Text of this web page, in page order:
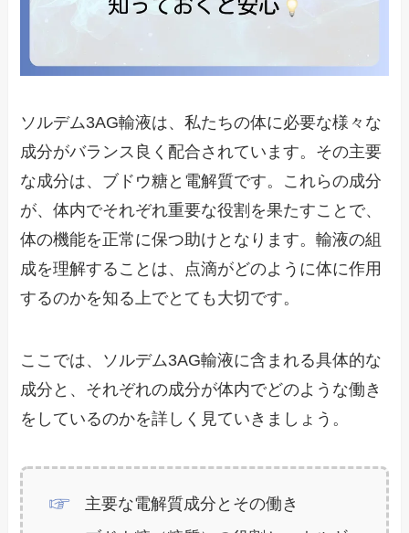
ソルデム3AG輸液は、私たちの体に必要な様々な
成分がバランス良く配合されています。その主要
な成分は、ブドウ糖と電解質です。これらの成分
が、体内でそれぞれ重要な役割を果たすことで、
体の機能を正常に保つ助けとなります。輸液の組
成を理解することは、点滴がどのように体に作用
するのかを知る上でとても大切です。
ここでは、ソルデム3AG輸液に含まれる具体的な
成分と、それぞれの成分が体内でどのような働き
をしているのかを詳しく見ていきましょう。
主要な電解質成分とその働き